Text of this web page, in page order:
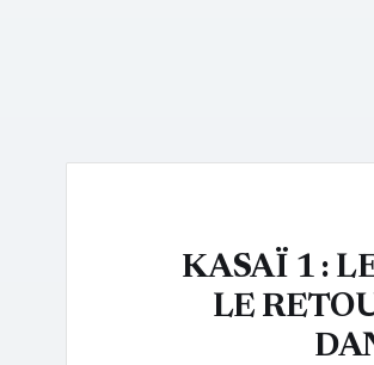
KASAÏ 1 :
LE